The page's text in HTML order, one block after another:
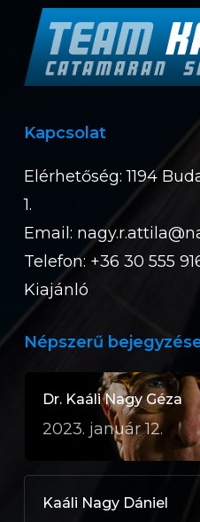
Kapcsolat
Elérhetőség: 1194
1.
Email:
Telefon: +36 30 555
Kiajánló
Népszerű
Dr. Kaáli Nagy Géza
2023. január 12.
Kaáli Nagy Dániel